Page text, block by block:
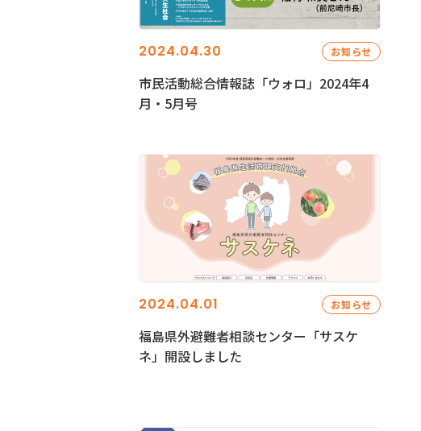
2024.04.30 お知らせ
市民活動総合情報誌「ウォロ」2024年4
月・5月号
2024.04.01 お知らせ
福島県外避難者相談センター「サスケ
ネ」開設しました